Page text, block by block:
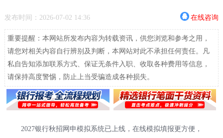
发布时间：2026-07-02 14:36 在线咨询
重要提醒：本网站所发布内容为转载资讯，供您浏览和参考之用，
请您对相关内容自行辨别及判断，本网站对此不承担任何责任。凡
私自告知添加联系方式、保证无条件入职、收取各种费用等信息，
请保持高度警惕，防止上当受骗造成各种损失。
2027银行秋招网申模拟系统已上线，在线模拟填报更方便，